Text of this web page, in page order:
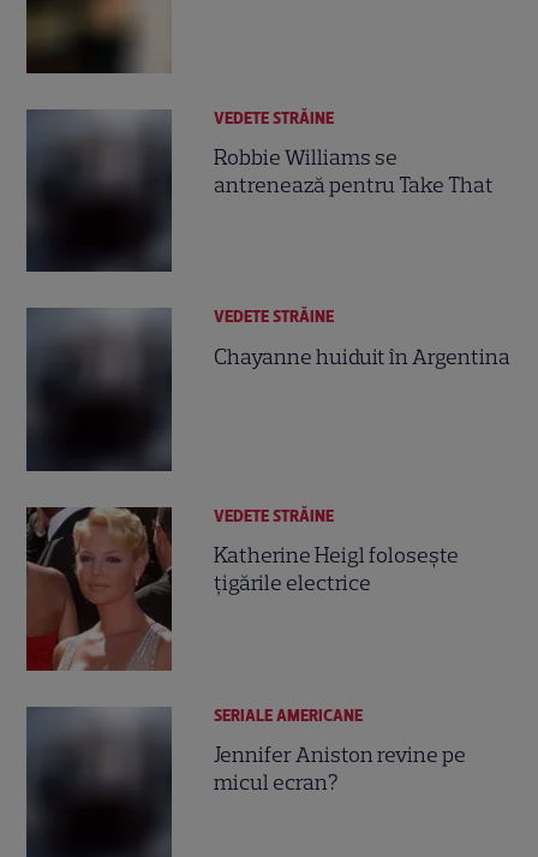
VEDETE STRĂINE
Robbie Williams se
antrenează pentru Take That
VEDETE STRĂINE
Chayanne huiduit în Argentina
VEDETE STRĂINE
Katherine Heigl foloseşte
ţigările electrice
SERIALE AMERICANE
Jennifer Aniston revine pe
micul ecran?